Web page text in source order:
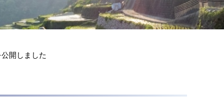
コンサルタント
基盤整備事業
振興（水産エコラベル、漁業経営診断、海業支援）
従業員への取り組み 環境への取り組み
開しました